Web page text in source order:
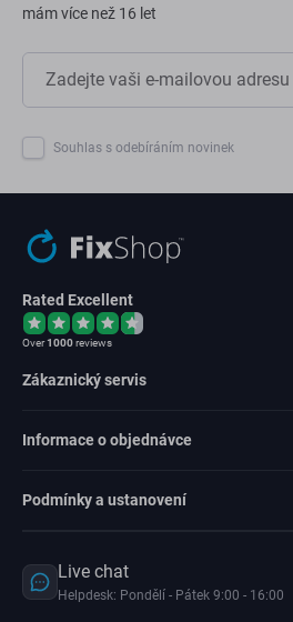
mám více než 16 let
Souhlas s odebíráním novinek
Rated Excellent
Over1000reviews
Zákaznický servis
Informace o objednávce
Podmínky a ustanovení
Live chat
Helpdesk: Pondělí - Pátek 9:00 - 16:00